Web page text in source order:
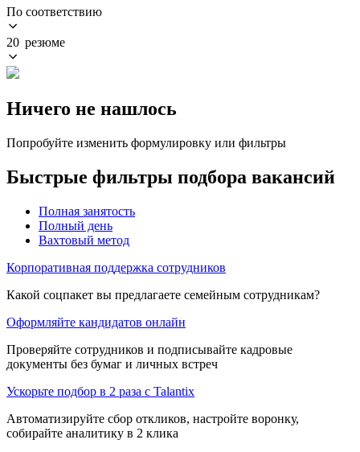
По соответствию
20 резюме
Ничего не нашлось
Попробуйте изменить формулировку или фильтры
Быстрые фильтры подбора вакансий
Полная занятость
Полный день
Вахтовый метод
Корпоративная поддержка сотрудников
Какой соцпакет вы предлагаете семейным сотрудникам?
Оформляйте кандидатов онлайн
Проверяйте сотрудников и подписывайте кадровые
документы без бумаг и личных встреч
Ускорьте подбор в 2 раза с Talantix
Автоматизируйте сбор откликов, настройте воронку,
собирайте аналитику в 2 клика